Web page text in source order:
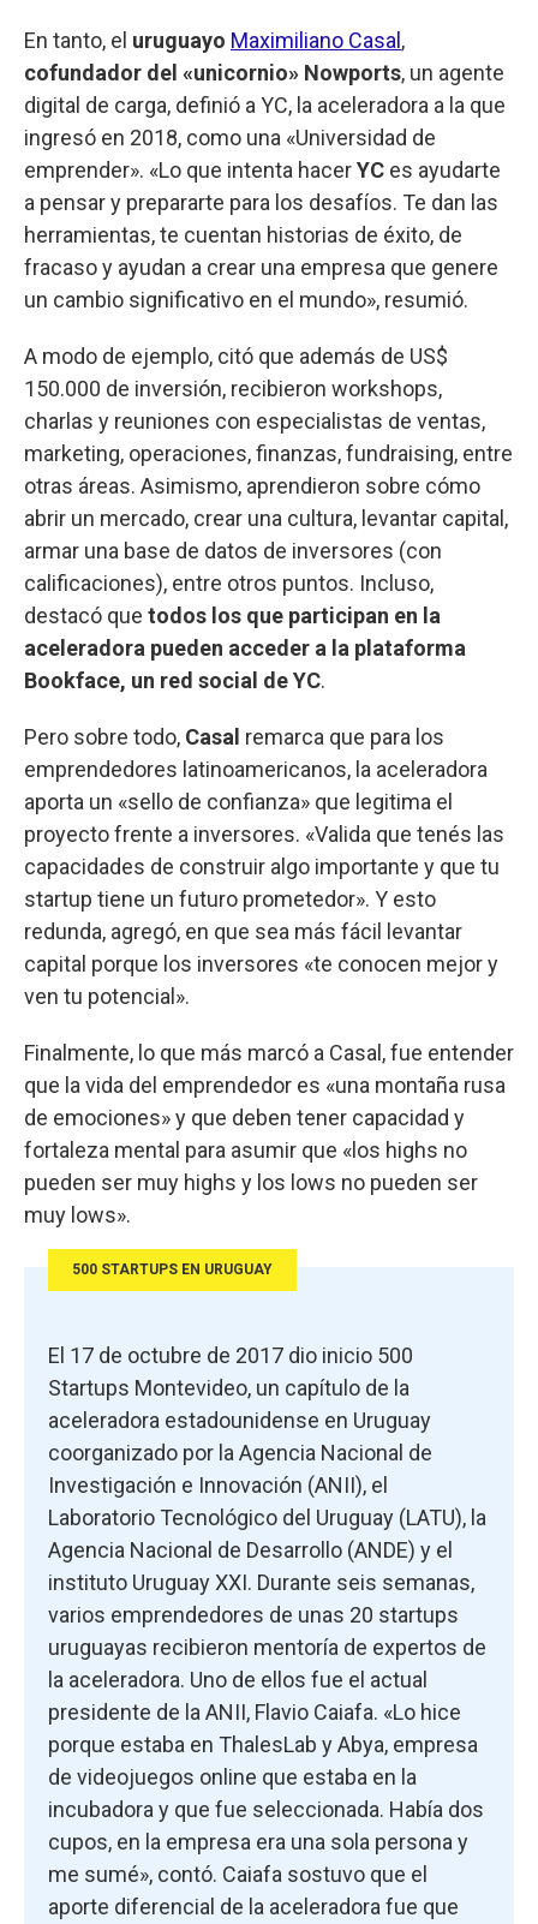
En tanto, el uruguayo Maximiliano Casal ,
cofundador del «unicornio» Nowports, un agente
digital de carga, definió a YC, la aceleradora a la que
ingresó en 2018, como una «Universidad de
emprender». «Lo que intenta hacerYC es ayudarte
a pensar y prepararte para los desafíos. Te dan las
herramientas, te cuentan historias de éxito, de
fracaso y ayudan a crear una empresa que genere
un cambio significativo en el mundo», resumió.
A modo de ejemplo, citó que además de US$
150.000 de inversión, recibieron workshops,
charlas y reuniones con especialistas de ventas,
marketing, operaciones, finanzas, fundraising, entre
otras áreas. Asimismo, aprendieron sobre cómo
abrir un mercado, crear una cultura, levantar capital,
armar una base de datos de inversores (con
calificaciones), entre otros puntos. Incluso,
destacó que todos los que participan en la
aceleradora pueden acceder a la plataforma
Bookface, un red social de YC.
Pero sobre todo, Casal remarca que para los
emprendedores latinoamericanos, la aceleradora
aporta un «sello de confianza» que legitima el
proyecto frente a inversores. «Valida que tenés las
capacidades de construir algo importante y que tu
startup tiene un futuro prometedor». Y esto
redunda, agregó, en que sea más fácil levantar
capital porque los inversores «te conocen mejor y
ven tu potencial».
Finalmente, lo que más marcó a Casal, fue entender
que la vida del emprendedor es «una montaña rusa
de emociones» y que deben tener capacidad y
fortaleza mental para asumir que «los highs no
pueden ser muy highs y los lows no pueden ser
muy lows».
500 STARTUPS EN URUGUAY
El 17 de octubre de 2017 dio inicio 500
Startups Montevideo, un capítulo de la
aceleradora estadounidense en Uruguay
coorganizado por la Agencia Nacional de
Investigación e Innovación (ANII), el
Laboratorio Tecnológico del Uruguay (LATU), la
Agencia Nacional de Desarrollo (ANDE) y el
instituto Uruguay XXI. Durante seis semanas,
varios emprendedores de unas 20 startups
uruguayas recibieron mentoría de expertos de
la aceleradora. Uno de ellos fue el actual
presidente de la ANII, Flavio Caiafa. «Lo hice
porque estaba en ThalesLab y Abya, empresa
de videojuegos online que estaba en la
incubadora y que fue seleccionada. Había dos
cupos, en la empresa era una sola persona y
me sumé», contó. Caiafa sostuvo que el
aporte diferencial de la aceleradora fue que